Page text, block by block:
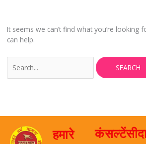
It seems we can’t find what you’re looking
can help.
हमारे
कंसल्टेंसी